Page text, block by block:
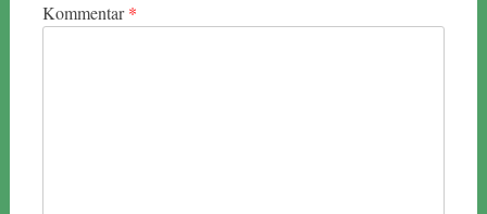
Kommentar*